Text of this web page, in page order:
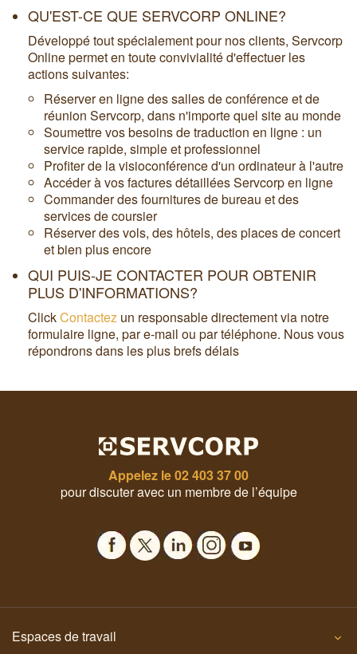
QU'EST-CE QUE SERVCORP ONLINE?
Développé tout spécialement pour nos clients, Servcorp
Online permet en toute convivialité d'effectuer les
actions suivantes:
Réserver en ligne des salles de conférence et de
réunion Servcorp, dans n'importe quel site au monde
Soumettre vos besoins de traduction en ligne : un
service rapide, simple et professionnel
Profiter de la visioconférence d'un ordinateur à l'autre
Accéder à vos factures détaillées Servcorp en ligne
Commander des fournitures de bureau et des
services de coursier
Réserver des vols, des hôtels, des places de concert
et bien plus encore
QUI PUIS-JE CONTACTER POUR OBTENIR
PLUS D'INFORMATIONS?
ClickContactez un responsable directement via notre
formulaire ligne, par e-mail ou par téléphone. Nous vous
répondrons dans les plus brefs délais
Appelez le02 403 37 00
pour discuter avec un membre de l’équipe
Espaces de travail